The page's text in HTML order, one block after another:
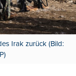
Irak zurück (Bild: